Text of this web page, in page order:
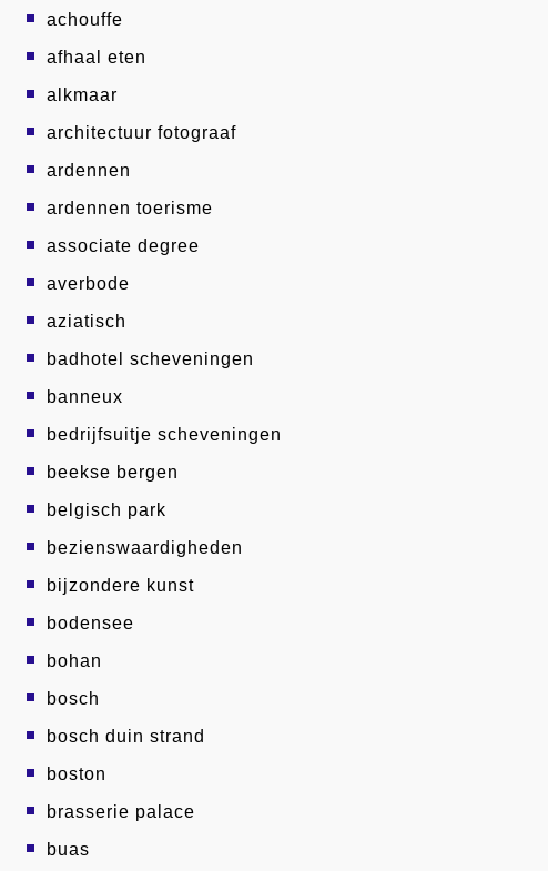
achouffe
afhaal eten
alkmaar
architectuur fotograaf
ardennen
ardennen toerisme
associate degree
averbode
aziatisch
badhotel scheveningen
banneux
bedrijfsuitje scheveningen
beekse bergen
belgisch park
bezienswaardigheden
bijzondere kunst
bodensee
bohan
bosch
bosch duin strand
boston
brasserie palace
buas